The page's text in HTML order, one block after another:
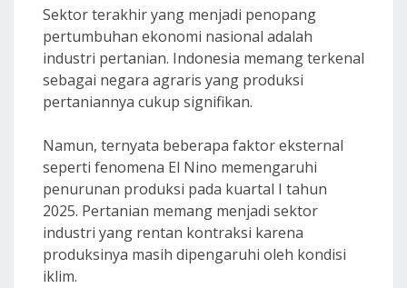
Sektor terakhir yang menjadi penopang
pertumbuhan ekonomi nasional adalah
industri pertanian. Indonesia memang terkenal
sebagai negara agraris yang produksi
pertaniannya cukup signifikan.
Namun, ternyata beberapa faktor eksternal
seperti fenomena El Nino memengaruhi
penurunan produksi pada kuartal I tahun
2025. Pertanian memang menjadi sektor
industri yang rentan kontraksi karena
produksinya masih dipengaruhi oleh kondisi
iklim.